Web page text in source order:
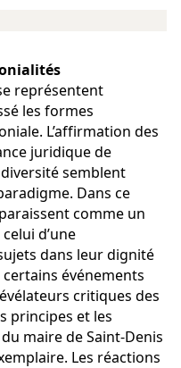
représentent
les formes
L’affirmation des
juridique de
semblent
Dans ce
comme un
d’une
dans leur dignité
événements
critiques des
principes et les
maire de Saint-Denis
Les réactions